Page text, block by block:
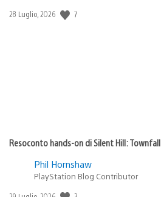
Data
28 Luglio, 2026 7
Resoconto hands-on di Silent Hill: Townfall
Phil Hornshaw
PlayStation Blog Contributor